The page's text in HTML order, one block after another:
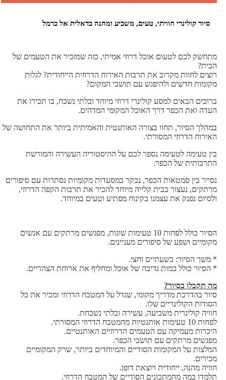
סיור קולינרי חוויתי, טעים, משביע ומהנה בדאלית אל כרמל
מתחשק לכם לטעום אוכל דרוזי אמיתי, כזה שמזכיר את הטעמים של
הבית?
רוצים לחוות מקרוב את תרבות האירוח הדרוזית הייחודית? לגלות
מקומות חדשים ולהיפגש עם תושבי המקום?
ברוכים הבאים למסע קולינרי דרוזי מיוחד ובלתי נשכח, בו תכירו את
העדה ואת הכפר דרך האוכל המקומי המדהים.
במהלך הסיור, תחוו בצורה האותנטית והאמיתית ביותר את התחושה של
האירוח הדרוזי המסורתי.
בין טעימה לטעימה נספר לכם על ההיסטוריה העשירה והמורשת
התרבותית של הכפר.
נסייר בין סמטאות הכפר, נבקר במסעדות מקומיות נסתרות עם סיפורים
מרתקים, נעצור בבית קלייה מיוחד להכיר את תרבות הקפה הדרוזי,
ולסיום נפנק את עצמנו בקינוח מפתיע וטעים במיוחד.
הסיור כולל לפחות 10 טעימות שונות, מפגשים מרתקים עם אנשים
מקומיים ושפע של סיפורים מעניינים.
* משך הסיור: כשעתיים וחצי.
* הסיור כולל כמות נדיבה של אוכל ומחליף את ארוחת הצהריים.
מה תקבלו בסיור?
סיור בהדרכת מדריך מקומי, שגדל על המטבח הדרוזי ומכיר את כל
הסודות הקולינריים שלו.
חוויה קולינרית משביעה, עשירה ובלתי נשכחת.
לפחות 10 טעימות אותנטיות מהמטבח הדרוזי המסורתי.
היכרות מעמיקה עם הטעמים הדרוזיים האותנטיים.
מפגשים מרתקים עם תושבי הכפר.
המלצות על המקומות הסודיים והמיוחדים ביותר, שרק המקומיים
מכירים.
חוויה מהנה, ייחודית ויוצאת דופן.
תלמדו כמה מהמתכונים הסודיים של המטבח הדרוזי.